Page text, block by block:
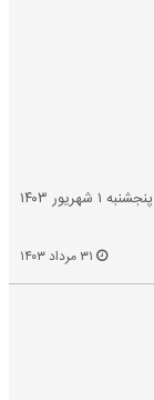
فیلم سینمایی «لاله کبود» به کارگردانی مهرشاد کارخانی پنجشنبه ۱ شهریور ۱۴۰۳